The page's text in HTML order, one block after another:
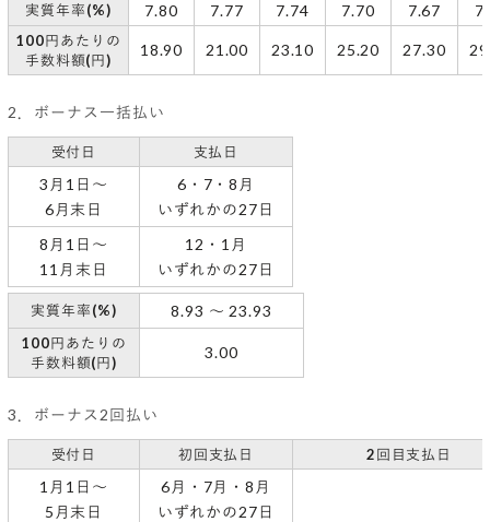
実質年率(%) 7.80 7.77 7.74 7.70 7.67
100円あたりの
手数料額(円)
18.90 21.00 23.10 25.20 27.30
2．ボーナス一括払い
受付日 支払日
3月1日～
6月末日
6・7・8月
いずれかの27日
8月1日～
11月末日
12・1月
いずれかの27日
実質年率(%) 8.93 〜 23.93
100円あたりの
手数料額(円)
3.00
3．ボーナス2回払い
受付日 初回支払日 2回目支払日
1月1日～
5月末日
6月・7月・8月
いずれかの27日